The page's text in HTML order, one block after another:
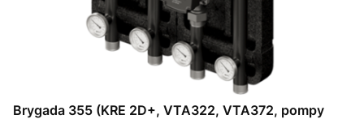
Brygada 355 (KRE 2D+, VTA322, VTA372, pompy